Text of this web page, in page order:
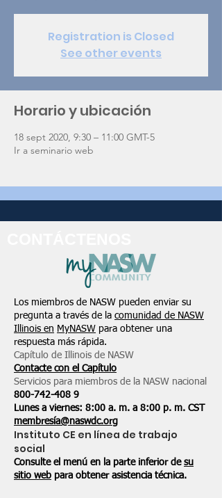
Registration is Closed
See other events
Horario y ubicación
18 sept 2020, 9:30 – 11:00 GMT-5
Ir a seminario web
Los miembros de NASW pueden enviar su
pregunta a través de la comunidad de NASW
Illinois en MyNASW para obtener una
respuesta más rápida.
Capítulo de Illinois de NASW
Contacte con el Capítulo
Servicios para miembros de la NASW nacional
800-742-408 9
Lunes a viernes: 8:00 a. m. a 8:00 p. m. CST
membresía@naswdc.org
Instituto CE en línea de trabajo
social
Consulte el menú en la parte inferior de su
sitio web para obtener asistencia técnica.